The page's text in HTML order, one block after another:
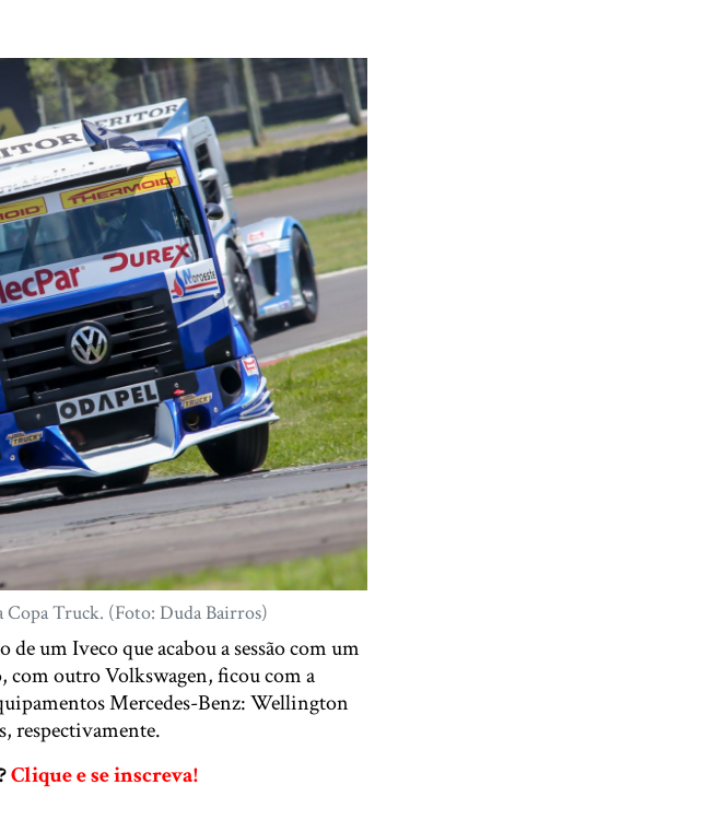
Copa Truck. (Foto: Duda Bairros)
um Iveco que acabou a sessão com um
com outro Volkswagen, ficou com a
Mercedes-Benz: Wellington
respectivamente.
Clique e se inscreva!